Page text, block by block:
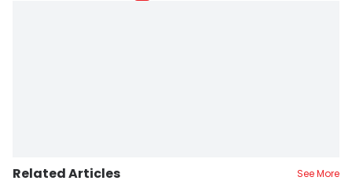
Related Articles See More